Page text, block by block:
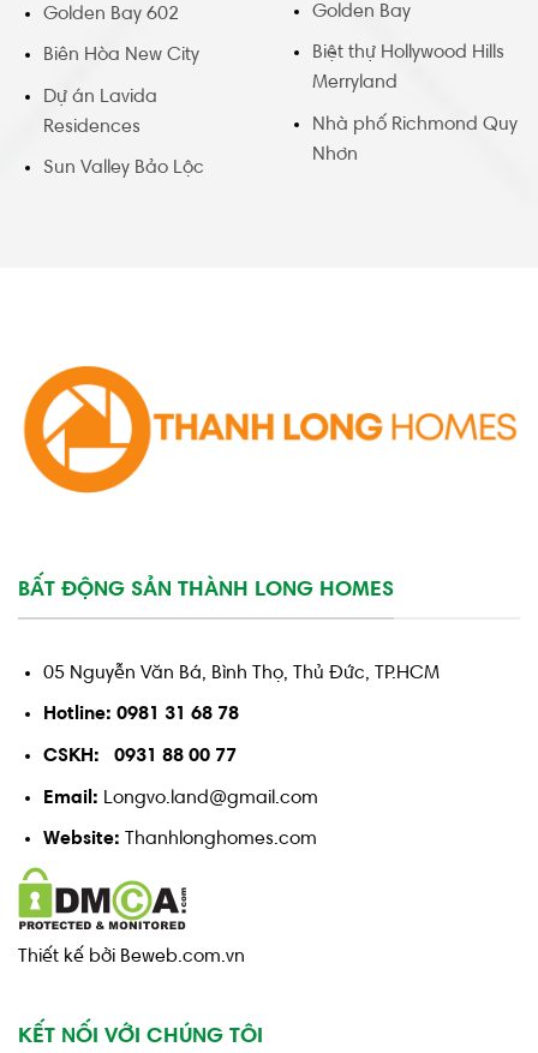
Golden Bay 602
Biên Hòa New City
Dự án Lavida
Residences
Sun Valley Bảo Lộc
Golden Bay
Biệt thự Hollywood Hills
Merryland
Nhà phố Richmond Quy
Nhơn
BẤT ĐỘNG SẢN THÀNH LONG HOMES
05 Nguyễn Văn Bá, Bình Thọ, Thủ Đức, TP.HCM
Hotline: 0981 31 68 78
CSKH: 0931 88 00 77
Email: Longvo.land@gmail.com
Website: Thanhlonghomes.com
Thiết kế bởi Beweb.com.vn
KẾT NỐI VỚI CHÚNG TÔI